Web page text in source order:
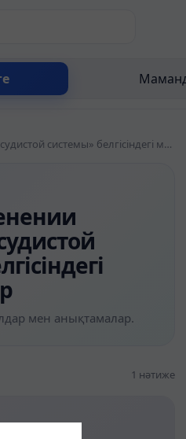
«Связи изменении сердечно-сосудистой системы» белгісіндегі материалдар
мен анықтамалар.
1 нәтиже